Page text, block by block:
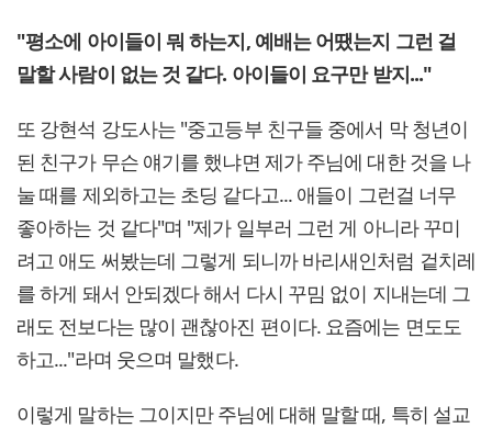
"평소에 아이들이 뭐 하는지, 예배는 어땠는지 그런 걸
말할 사람이 없는 것 같다. 아이들이 요구만 받지..."
또 강현석 강도사는 "중고등부 친구들 중에서 막 청년이
된 친구가 무슨 얘기를 했냐면 제가 주님에 대한 것을 나
눌 때를 제외하고는 초딩 같다고... 애들이 그런걸 너무
좋아하는 것 같다"며 "제가 일부러 그런 게 아니라 꾸미
려고 애도 써봤는데 그렇게 되니까 바리새인처럼 겉치레
를 하게 돼서 안되겠다 해서 다시 꾸밈 없이 지내는데 그
래도 전보다는 많이 괜찮아진 편이다. 요즘에는 면도도
하고..."라며 웃으며 말했다.
이렇게 말하는 그이지만 주님에 대해 말할 때, 특히 설교